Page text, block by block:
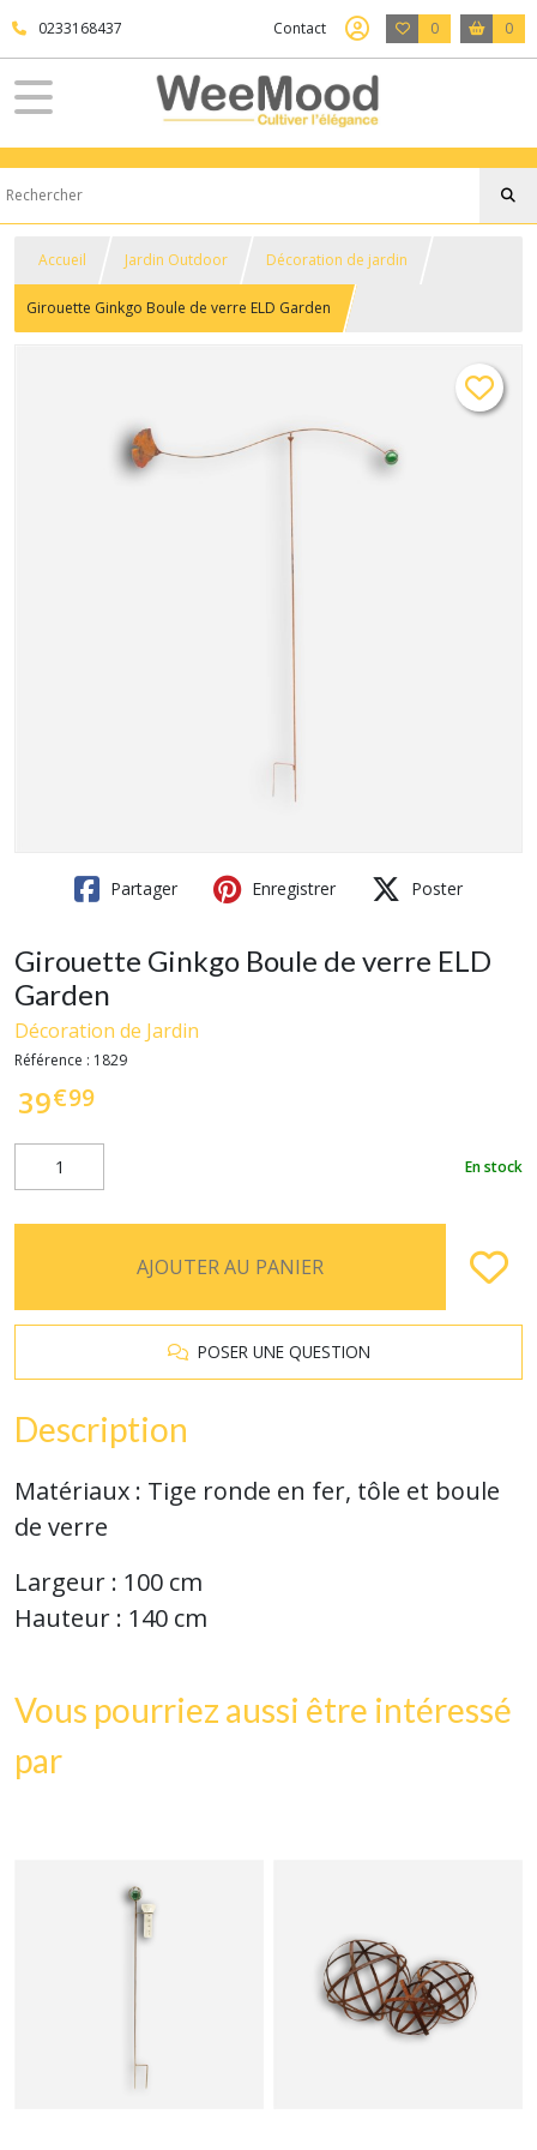
0233168437 Contact 0 0
Accueil Jardin Outdoor Décoration de jardin
Girouette Ginkgo Boule de verre ELD Garden
Partager Enregistrer Poster
Girouette Ginkgo Boule de verre ELD
Garden
Décoration de Jardin
Référence : 1829
39€99
En stock
AJOUTER AU PANIER
POSER UNE QUESTION
Description
Matériaux : Tige ronde en fer, tôle et boule
de verre
Largeur : 100 cm
Hauteur : 140 cm
Vous pourriez aussi être intéressé
par